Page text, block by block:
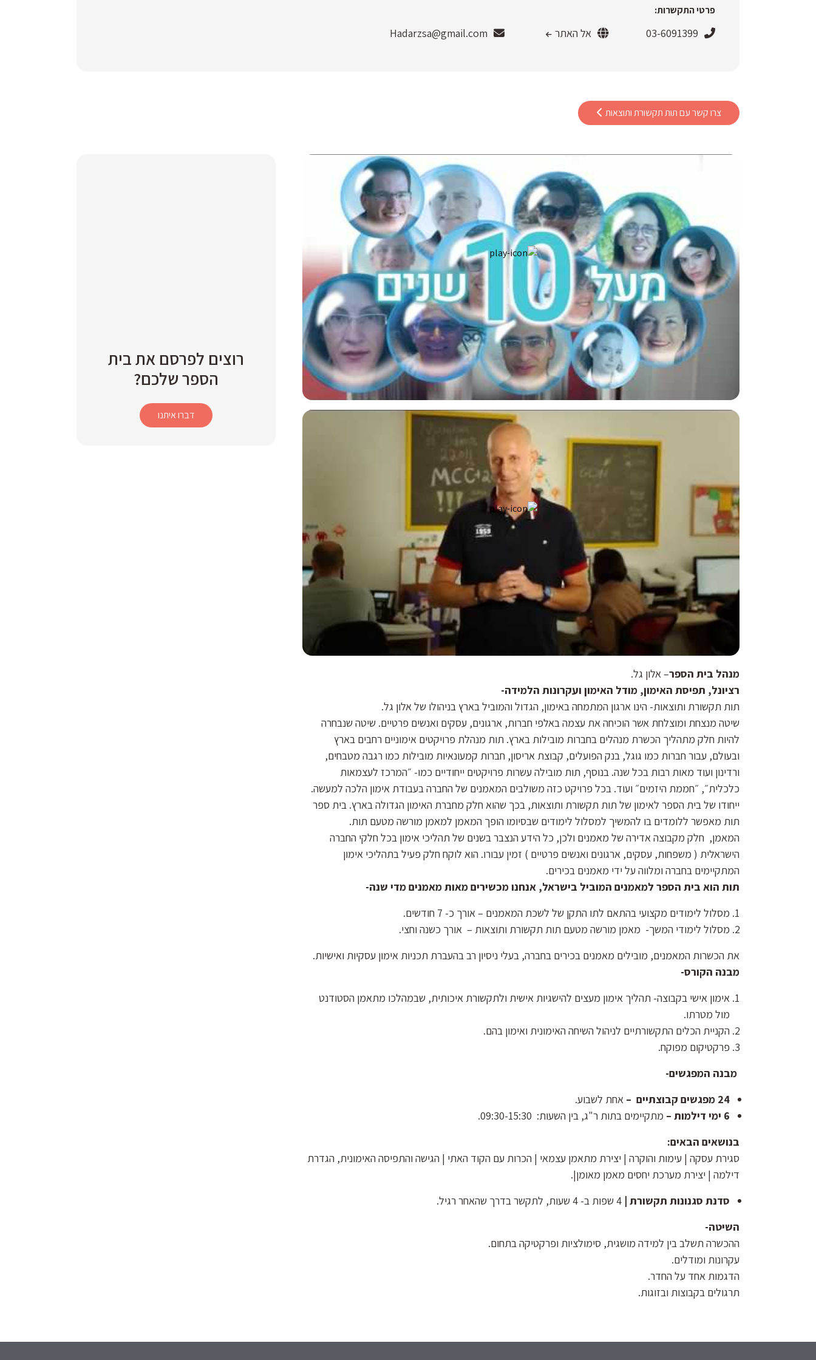
פרטי התקשרות:
03-6091399 אל האתר Hadarzsa@gmail.com
צרו קשר עם תות תקשורת ותוצאות
מנהל בית הספר– אלון גל.
רציונל, תפיסת האימון, מודל האימון ועקרונות הלמידה-
תות תקשורת ותוצאות- הינו ארגון המתמחה באימון, הגדול והמוביל בארץ בניהולו של אלון גל.
שיטה מנצחת ומוצלחת אשר הוכיחה את עצמה באלפי חברות, ארגונים, עסקים ואנשים פרטיים. שיטה שנבחרה
להיות חלק מתהליך הכשרת מנהלים בחברות מובילות בארץ. תות מנהלת פרויקטים אימוניים רחבים בארץ
ובעולם, עבור חברות כמו גוגל, בנק הפועלים, קבוצת אריסון, חברות קמעונאיות מובילות כמו רגבה מטבחים,
ורדינון ועוד מאות רבות בכל שנה. בנוסף, תות מובילה עשרות פרויקטים ייחודיים כמו- ״המרכז לעצמאות
כלכלית״, ״חממת היזמים״ ועוד. בכל פרויקט כזה משולבים המאמנים של החברה בעבודת אימון הלכה למעשה.
ייחודו של בית הספר לאימון של תות תקשורת ותוצאות, בכך שהוא חלק מחברת האימון הגדולה בארץ. בית ספר
תות מאפשר ללומדים בו להמשיך למסלול לימודים שבסיומו הופך המאמן למאמן מורשה מטעם תות.
המאמן, חלק מקבוצה אדירה של מאמנים ולכן, כל הידע הנצבר בשנים של תהליכי אימון בכל חלקי החברה
הישראלית ( משפחות, עסקים, ארגונים ואנשים פרטיים ) זמין עבורו. הוא לוקח חלק פעיל בתהליכי אימון
המתקיימים בחברה ומלווה על ידי מאמנים בכירים.
תות הוא בית הספר למאמנים המוביל בישראל, אנחנו מכשירים מאות מאמנים מדי שנה-
מסלול לימודים מקצועי בהתאם לתו התקן של לשכת המאמנים – אורך כ- 7 חודשים.
מסלול לימודי המשך- מאמן מורשה מטעם תות תקשורת ותוצאות – אורך כשנה וחצי.
את הכשרות המאמנים, מובילים מאמנים בכירים בחברה, בעלי ניסיון רב בהעברת תכניות אימון עסקיות ואישיות.
מבנה הקורס-
אימון אישי בקבוצה- תהליך אימון מעצים להישגיות אישית ולתקשורת איכותית, שבמהלכו מתאמן הסטודנט
מול מטרתו.
הקניית הכלים התקשורתיים לניהול השיחה האימונית ואימון בהם.
פרקטיקום מפוקח.
מבנה המפגשים-
24 מפגשים קבוצתיים –
אחת לשבוע.
6 ימי דילמות –
מתקיימים בתות ר"ג, בין השעות: 09:30-15:30.
בנושאים הבאים:
סגירת עסקה | עימות והוקרה | יצירת מתאמן עצמאי | הכרות עם הקוד האתי | הגישה והתפיסה האימונית, הגדרת
דילמה | יצירת מערכת יחסים מאמן מאומן|.
סדנת סגנונות תקשורת |
השיטה-
ההכשרה תשלב בין למידה מושגית, סימולציות ופרקטיקה בתחום.
עקרונות ומודלים.
הדגמות אחד על החדר.
תרגולים בקבוצות ובזוגות.
רוצים לפרסם את בית
הספר שלכם?
דברו איתנו